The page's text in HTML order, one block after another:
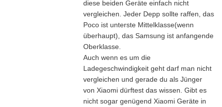
diese beiden Geräte einfach nicht
vergleichen. Jeder Depp sollte raffen, das
Poco ist unterste Mittelklasse(wenn
überhaupt), das Samsung ist anfangende
Oberklasse.
Auch wenn es um die
Ladegeschwindigkeit geht darf man nicht
vergleichen und gerade du als Jünger
von Xiaomi dürftest das wissen. Gibt es
nicht sogar genügend Xiaomi Geräte in